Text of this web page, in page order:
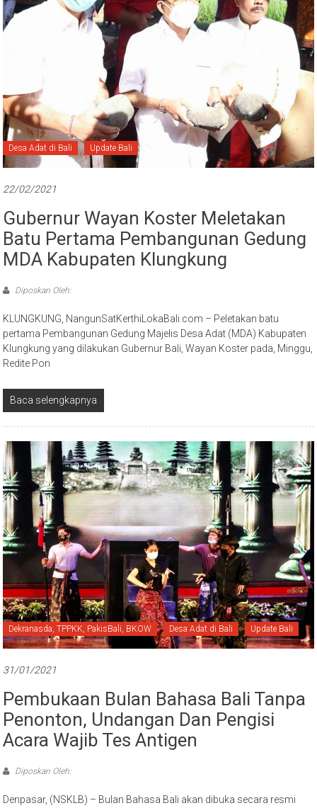
Desa Adat di Bali Update Bali
22/02/2021
Gubernur Wayan Koster Meletakan
Batu Pertama Pembangunan Gedung
MDA Kabupaten Klungkung
Diposkan Oleh:
KLUNGKUNG, NangunSatKerthiLokaBali.com – Peletakan batu
pertama Pembangunan Gedung Majelis Desa Adat (MDA) Kabupaten
Klungkung yang dilakukan Gubernur Bali, Wayan Koster pada, Minggu,
Redite Pon
Baca selengkapnya
Dekranasda, TPPKK, PakisBali, BKOW Desa Adat di Bali Update Bali
31/01/2021
Pembukaan Bulan Bahasa Bali Tanpa
Penonton, Undangan Dan Pengisi
Acara Wajib Tes Antigen
Diposkan Oleh:
Denpasar, (NSKLB) – Bulan Bahasa Bali akan dibuka secara resmi